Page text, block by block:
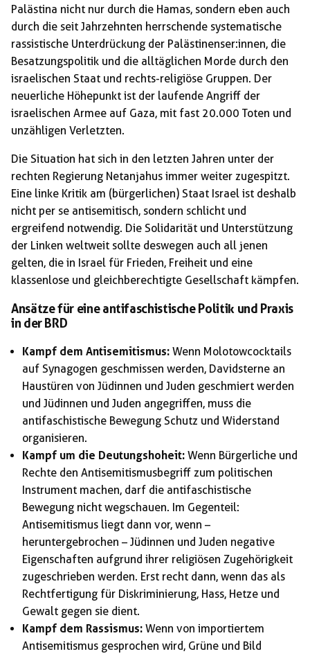
Palästina nicht nur durch die Hamas, sondern eben auch
durch die seit Jahrzehnten herrschende systematische
rassistische Unterdrückung der Palästinenser:innen, die
Besatzungspolitik und die alltäglichen Morde durch den
israelischen Staat und rechts-religiöse Gruppen. Der
neuerliche Höhepunkt ist der laufende Angriff der
israelischen Armee auf Gaza, mit fast 20.000 Toten und
unzähligen Verletzten.
Die Situation hat sich in den letzten Jahren unter der
rechten Regierung Netanjahus immer weiter zugespitzt.
Eine linke Kritik am (bürgerlichen) Staat Israel ist deshalb
nicht per se antisemitisch, sondern schlicht und
ergreifend notwendig. Die Solidarität und Unterstützung
der Linken weltweit sollte deswegen auch all jenen
gelten, die in Israel für Frieden, Freiheit und eine
klassenlose und gleichberechtigte Gesellschaft kämpfen.
Ansätze für eine antifaschistische Politik und Praxis
in der BRD
Kampf dem Antisemitismus: Wenn Molotowcocktails
auf Synagogen geschmissen werden, Davidsterne an
Haustüren von Jüdinnen und Juden geschmiert werden
und Jüdinnen und Juden angegriffen, muss die
antifaschistische Bewegung Schutz und Widerstand
organisieren.
Kampf um die Deutungshoheit: Wenn Bürgerliche und
Rechte den Antisemitismusbegriff zum politischen
Instrument machen, darf die antifaschistische
Bewegung nicht wegschauen. Im Gegenteil:
Antisemitismus liegt dann vor, wenn –
heruntergebrochen – Jüdinnen und Juden negative
Eigenschaften aufgrund ihrer religiösen Zugehörigkeit
zugeschrieben werden. Erst recht dann, wenn das als
Rechtfertigung für Diskriminierung, Hass, Hetze und
Gewalt gegen sie dient.
Kampf dem Rassismus: Wenn von importiertem
Antisemitismus gesprochen wird, Grüne und Bild